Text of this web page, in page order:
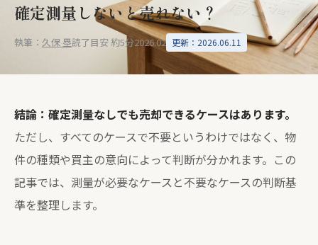
確定測量しないと売れない？
執筆： 久保 塁読了目安 約5分2026.02 更新：2026.06.11
結論：確定測量なしでも売却できるケースはあります。
ただし、すべてのケースで不要というわけではなく、物
件の種類や買主の意向によって判断が分かれます。この
記事では、測量が必要なケースと不要なケースの判断基
準を整理します。